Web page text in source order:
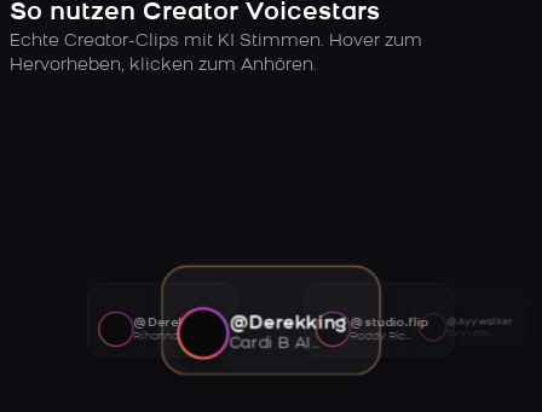
So nutzen Creator Voicestars
Echte Creator-Clips mit KI Stimmen. Hover zum
Hervorheben, klicken zum Anhören.
@Derekking
Cardi B AI voice
@studio.flip
Roddy Ricch AI voice
@Ayywalker
@Derekking
Rihanna AI voice